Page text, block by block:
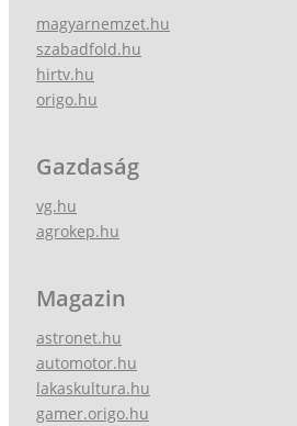
magyarnemzet.hu
szabadfold.hu
hirtv.hu
origo.hu
Gazdaság
vg.hu
agrokep.hu
Magazin
astronet.hu
automotor.hu
lakaskultura.hu
gamer.origo.hu